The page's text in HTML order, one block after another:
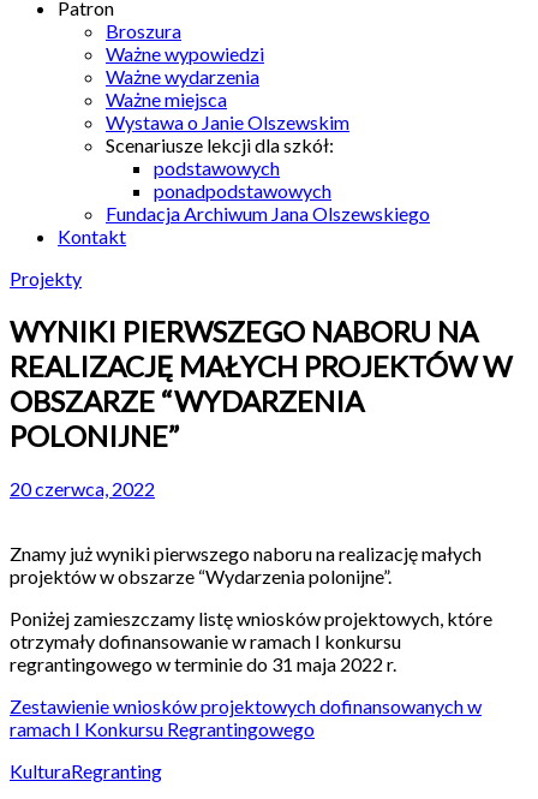
Patron
Broszura
Ważne wypowiedzi
Ważne wydarzenia
Ważne miejsca
Wystawa o Janie Olszewskim
Scenariusze lekcji dla szkół:
podstawowych
ponadpodstawowych
Fundacja Archiwum Jana Olszewskiego
Kontakt
Projekty
WYNIKI PIERWSZEGO NABORU NA
REALIZACJĘ MAŁYCH PROJEKTÓW W
OBSZARZE “WYDARZENIA
POLONIJNE”
20 czerwca, 2022
Znamy już wyniki pierwszego naboru na realizację małych
projektów w obszarze “Wydarzenia polonijne”.
Poniżej zamieszczamy listę wniosków projektowych, które
otrzymały dofinansowanie w ramach I konkursu
regrantingowego w terminie do 31 maja 2022 r.
Zestawienie wniosków projektowych dofinansowanych w
ramach I Konkursu Regrantingowego
KulturaRegranting